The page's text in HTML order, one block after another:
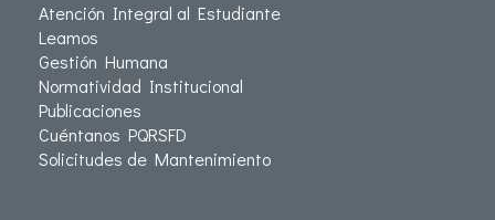
Atención Integral al Estudiante
Leamos
Gestión Humana
Normatividad Institucional
Publicaciones
Cuéntanos PQRSFD
Solicitudes de Mantenimiento